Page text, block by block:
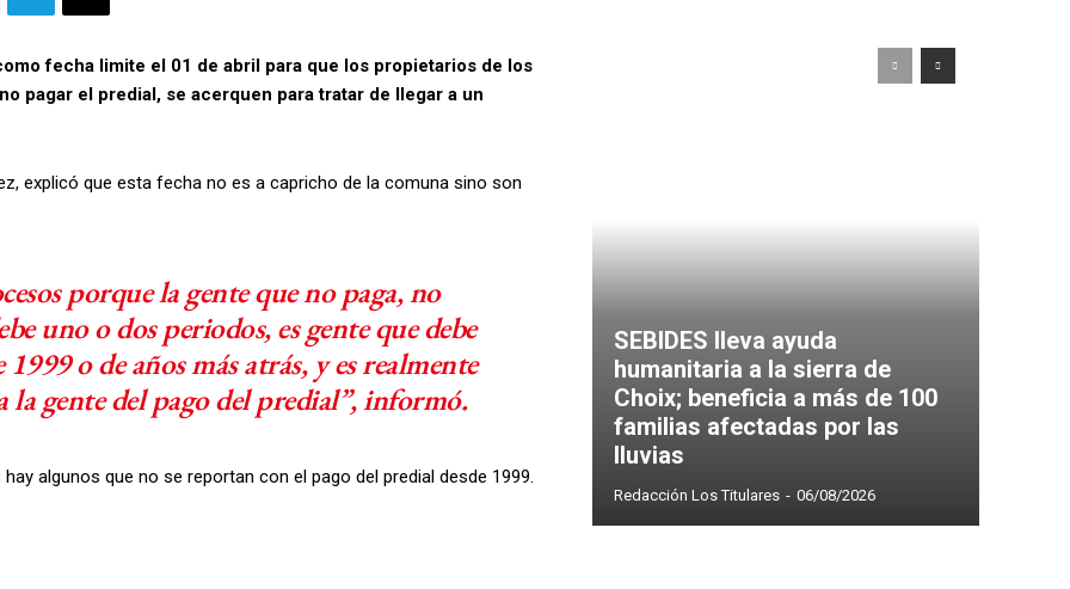
fecha limite el 01 de abril para que los propietarios de los
pagar el predial, se acerquen para tratar de llegar a un
explicó que esta fecha no es a capricho de la comuna sino son
porque la gente que no paga, no
uno o dos periodos, es gente que debe
1999 o de años más atrás, y es realmente
gente del pago del predial”, informó.
algunos que no se reportan con el pago del predial desde 1999.
SEBIDES lleva ayuda
humanitaria a la sierra de
Choix; beneficia a más de 100
familias afectadas por las
lluvias
Redacción Los Titulares - 06/08/2026